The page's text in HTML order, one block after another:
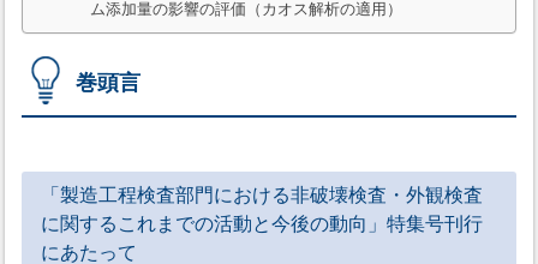
ム添加量の影響の評価（カオス解析の適用）
巻頭言
「製造工程検査部門における非破壊検査・外観検査
に関するこれまでの活動と今後の動向」特集号刊行
にあたって